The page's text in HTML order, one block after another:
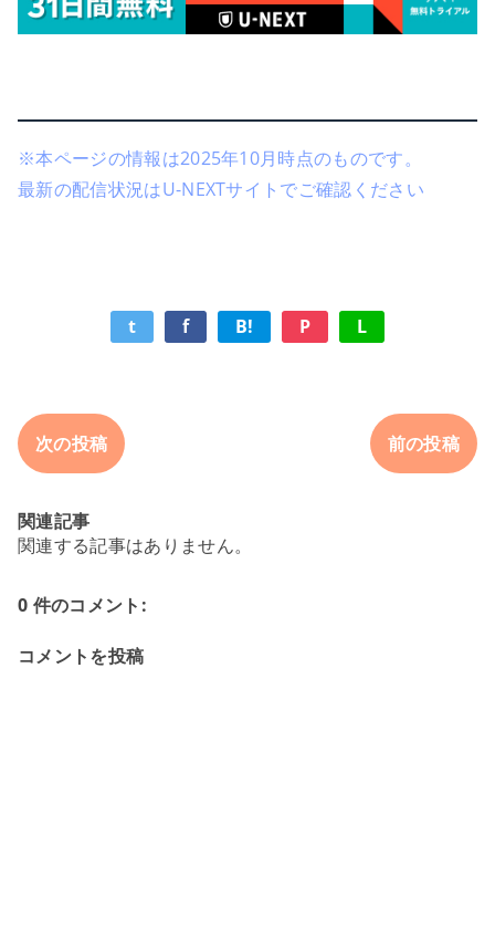
※本ページの情報は2025年10月時点のものです。
最新の配信状況はU-NEXTサイトでご確認ください
t f B! P L
次の投稿 前の投稿
関連記事
関連する記事はありません。
0 件のコメント:
コメントを投稿